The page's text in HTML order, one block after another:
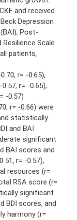
and received
Depression
Post-
Scale
patients,
r= -0.65),
r= -0.65),
-0.57)
r= -0.66) were
statistically
and BAI
significant
BAI scores and
r= -0.57),
resources (r=
RSA score (r=
significant
BDI scores, and
harmony (r=